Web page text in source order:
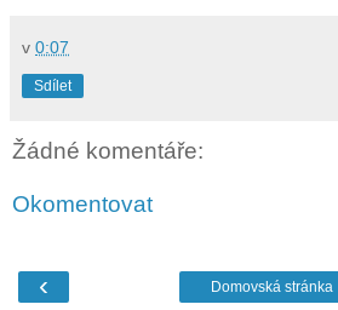
v 0:07
Sdílet
Žádné komentáře:
Okomentovat
‹ Domovská stránka